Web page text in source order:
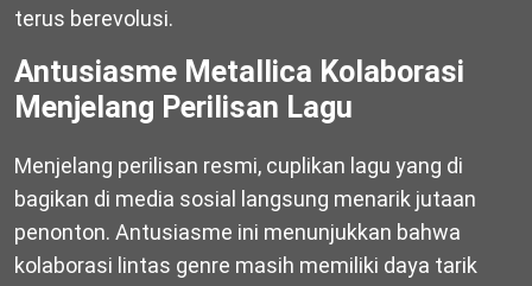
terus berevolusi.
Antusiasme Metallica Kolaborasi
Menjelang Perilisan Lagu
Menjelang perilisan resmi, cuplikan lagu yang di
bagikan di media sosial langsung menarik jutaan
penonton. Antusiasme ini menunjukkan bahwa
kolaborasi lintas genre masih memiliki daya tarik